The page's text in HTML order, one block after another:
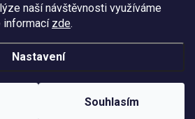
naší návštěvnosti využíváme
informací zde.
Nastavení
Souhlasím